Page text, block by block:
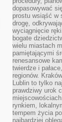
dopasowywać
prostu wsiąść w
drogę,
wyciągnięcie
bogate
wielu miastach
pamiętającymi
renesansowe
twierdze i
regionów.
Lublin to tylko
prawdziwy urok
rynkiem,
tempem życia
najbardziej